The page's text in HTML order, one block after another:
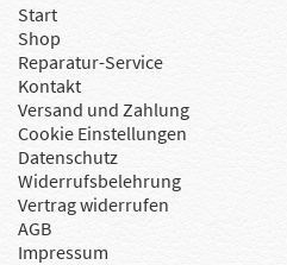
Start
Shop
Reparatur-Service
Kontakt
Versand und Zahlung
Cookie Einstellungen
Datenschutz
Widerrufsbelehrung
Vertrag widerrufen
AGB
Impressum